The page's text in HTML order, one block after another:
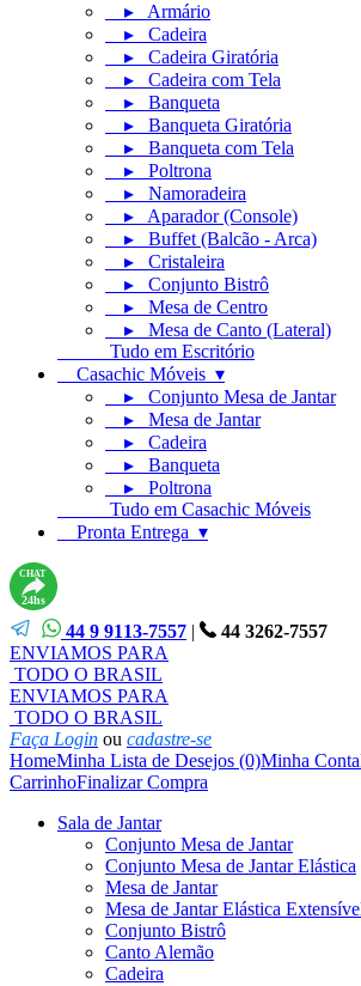
▸ Armário
▸ Cadeira
▸ Cadeira Giratória
▸ Cadeira com Tela
▸ Banqueta
▸ Banqueta Giratória
▸ Banqueta com Tela
▸ Poltrona
▸ Namoradeira
▸ Aparador (Console)
▸ Buffet (Balcão - Arca)
▸ Cristaleira
▸ Conjunto Bistrô
▸ Mesa de Centro
▸ Mesa de Canto (Lateral)
Tudo em Escritório
Casachic Móveis ▾
▸ Conjunto Mesa de Jantar
▸ Mesa de Jantar
▸ Cadeira
▸ Banqueta
▸ Poltrona
Tudo em Casachic Móveis
Pronta Entrega ▾
CHAT
24hs
44 9 9113-7557 |
44 3262-7557
ENVIAMOS PARA
TODO O BRASIL
ENVIAMOS PARA
TODO O BRASIL
Faça Login ou cadastre-se
HomeMinha Lista de Desejos (0)Minha Conta
CarrinhoFinalizar Compra
Sala de Jantar
Conjunto Mesa de Jantar
Conjunto Mesa de Jantar Elástica
Mesa de Jantar
Mesa de Jantar Elástica
Conjunto Bistrô
Canto Alemão
Cadeira